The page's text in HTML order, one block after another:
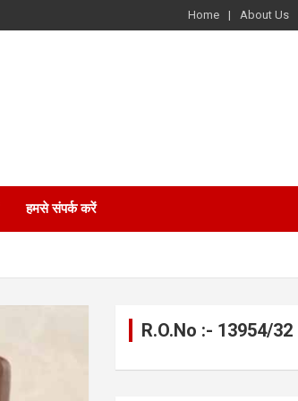
Home About Us
हमसे संपर्क करें
R.O.No :- 13954/32